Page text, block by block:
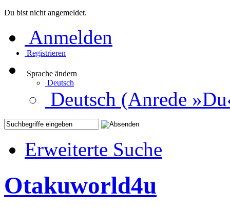
Du bist nicht angemeldet.
Anmelden
Registrieren
Sprache ändern
Deutsch
Deutsch (Anrede
Erweiterte Suche
Otakuworld4u